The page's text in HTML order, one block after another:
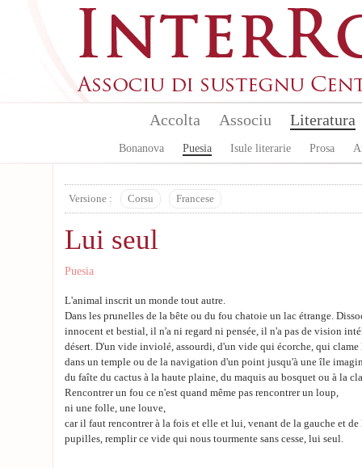
Accolta Associu Literatura
Bonanova Puesia Isule literarie Prosa
Versione : Corsu Francese
Lui seul
Puesia
L'animal inscrit un monde tout autre.
Dans les prunelles de la bête ou du fou chatoie un lac étrange.
innocent et bestial, il n'a ni regard ni pensée, il n'a pas de vision
désert. D'un vide inviolé, assourdi, d'un vide qui écorche, qui clame
dans un temple ou de la navigation d'un point jusqu'à une île
du faîte du cactus à la haute plaine, du maquis au bosquet ou à la
Rencontrer un fou ce n'est quand même pas rencontrer un loup,
ni une folle, une louve,
car il faut rencontrer à la fois et elle et lui, venant de la gauche et
pupilles, remplir ce vide qui nous tourmente sans cesse, lui seul.